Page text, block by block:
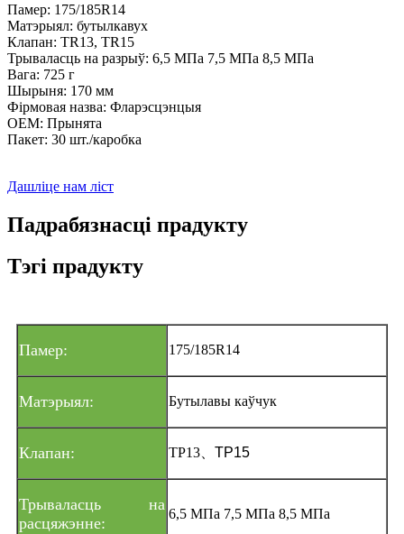
Памер: 175/185R14
Матэрыял: бутылкавух
Клапан: TR13, TR15
Трываласць на разрыў: 6,5 МПа 7,5 МПа 8,5 МПа
Вага: 725 г
Шырыня: 170 мм
Фірмовая назва: Фларэсцэнцыя
OEM: Прынята
Пакет: 30 шт./каробка
Дашліце нам ліст
Падрабязнасці прадукту
Тэгі прадукту
Памер: 175/185R14
Матэрыял: Бутылавы каўчук
Клапан: ТР13 ТР15
Трываласць на
расцяжэнне:
6,5 МПа 7,5 МПа 8,5 МПа